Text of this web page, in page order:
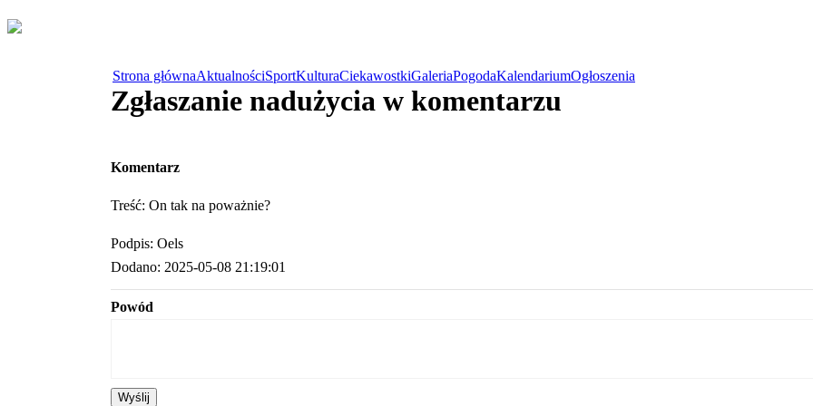
Strona głównaAktualnościSportKulturaCiekawostkiGaleriaPogodaKalendariumOgłoszenia
Zgłaszanie nadużycia w komentarzu
Komentarz
Treść: On tak na poważnie?
Podpis: Oels
Dodano: 2025-05-08 21:19:01
Powód
Wyślij